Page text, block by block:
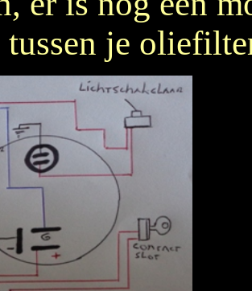
tussen je